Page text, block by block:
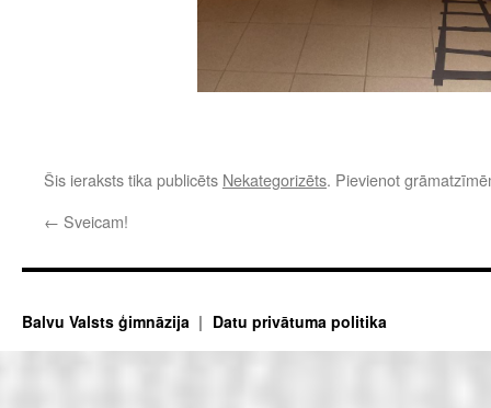
Šis ieraksts tika publicēts Nekategorizēts. Pievienot
← Sveicam!
Balvu Valsts ģimnāzija Datu privātuma politika